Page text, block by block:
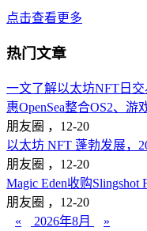
点击查看更多
热门文章
一文了解以太坊NFT日
惠OpenSea整合OS2、游
朋友圈 ， 12-20
以太坊 NFT 蓬勃发展，
朋友圈 ， 12-20
Magic Eden收购Slingshot
朋友圈 ， 12-20
«
2026年8月 »